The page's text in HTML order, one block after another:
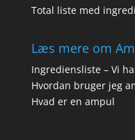
Total liste med
Læs mere om
Ingrediensliste – Vi
Hvordan bruger jeg
Hvad er en ampul